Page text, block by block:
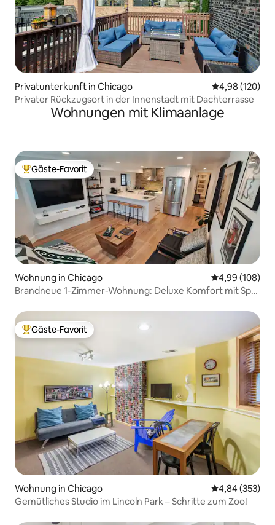
Privatunterkunft in Chicago
4,98 (120)
Privater Rückzugsort in der Innenstadt mit Dachterrasse
Wohnungen mit Klimaanlage
Beliebter Gäste-Favorit.
Gäste-Favorit
Wohnung in Chicago
4,99 (108)
Brandneue 1-Zimmer-Wohnung: Deluxe Komfort mit Spa-
Beliebter Gäste-Favorit.
Gäste-Favorit
Wohnung in Chicago
4,84 (353)
Gemütliches Studio im Lincoln Park – Schritte zum Zoo!